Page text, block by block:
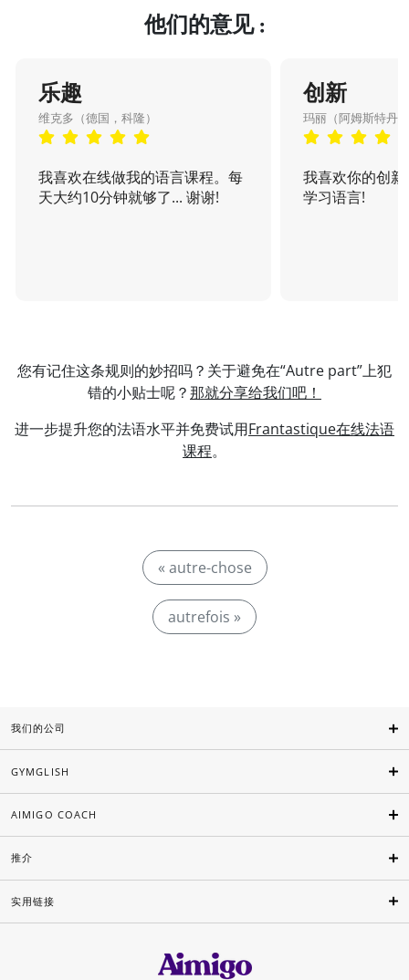
他们的意见 :
乐趣
维克多（德国，科隆）
我喜欢在线做我的语言课程。每
天大约10分钟就够了... 谢谢!
创新
玛丽（阿姆斯特丹
我喜欢你的创
学习语言!
您有记住这条规则的妙招吗？关于避免在“Autre part”上犯
错的小贴士呢？那就分享给我们吧！
进一步提升您的法语水平并免费试用Frantastique在线法语
课程。
« autre-chose
autrefois »
我们的公司
GYMGLISH
AIMIGO COACH
推介
实用链接